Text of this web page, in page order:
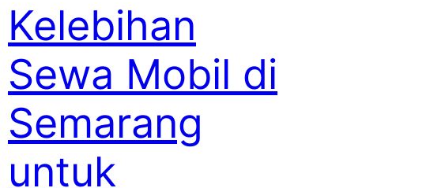
Kelebihan
Sewa Mobil di
Semarang
untuk